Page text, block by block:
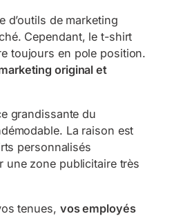
d’outils de marketing
Cependant, le t-shirt
toujours en pole position.
original et
grandissante du
La raison est
personnalisés
une zone publicitaire très
tenues, vos employés